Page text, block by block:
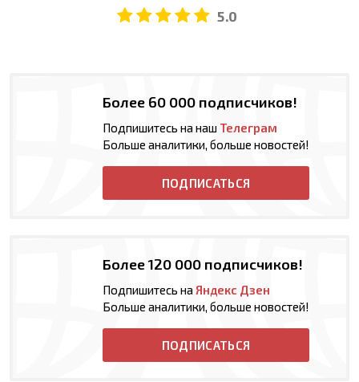
5.0
Более 60 000 подписчиков!
Подпишитесь на наш Телеграм
Больше аналитики, больше новостей!
ПОДПИСАТЬСЯ
Более 120 000 подписчиков!
Подпишитесь на Яндекс Дзен
Больше аналитики, больше новостей!
ПОДПИСАТЬСЯ